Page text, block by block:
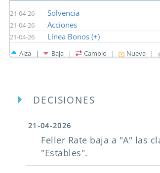
21-04-26 Solvencia
21-04-26 Acciones
21-04-26 Línea Bonos (+)
Alza | Baja | Cambio | Nueva |
DECISIONES
21-04-2026
Feller Rate baja a "A" las
"Estables".